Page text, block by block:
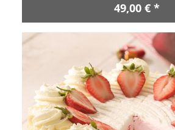
49,00 € *